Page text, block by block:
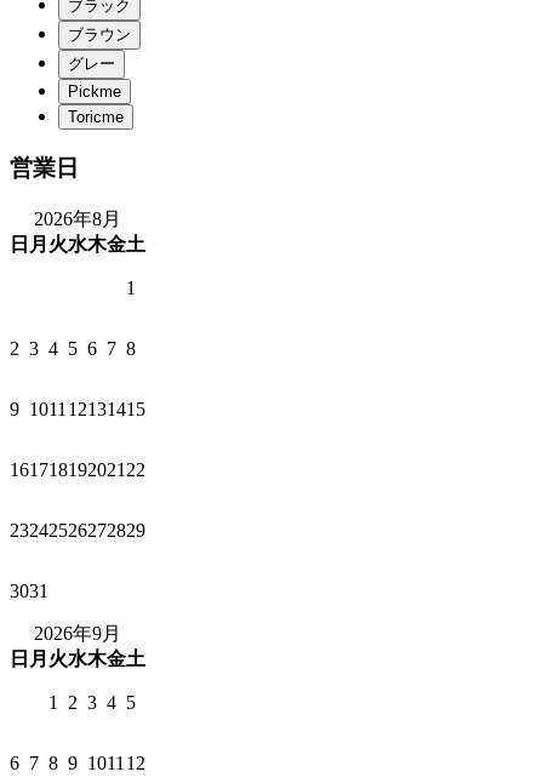
営業日
2026年8月
日 月 火水木金土
1
2 3 4 5 6 7 8
9 1011 12131415
161718192021 22
23242526272829
3031
2026年9月
日 月 火水木金土
1 2 3 4 5
6 7 8 9 1011 12